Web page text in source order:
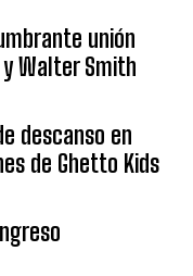
unión
Walter Smith
descanso en
de Ghetto Kids